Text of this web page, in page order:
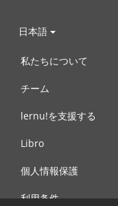
日本語
私たちについて
チーム
lernu!を支援する
Libro
個人情報保護
利用条件